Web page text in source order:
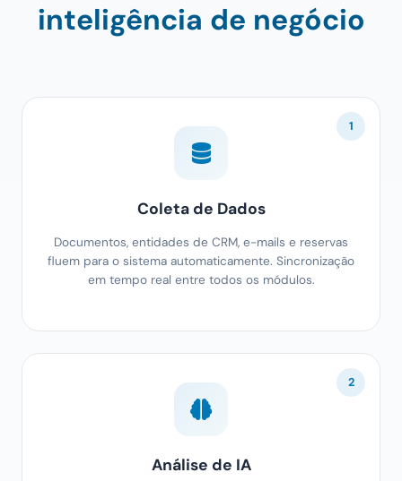
inteligência de negócio
1
Coleta de Dados
Documentos, entidades de CRM, e-mails e reservas
fluem para o sistema automaticamente. Sincronização
em tempo real entre todos os módulos.
2
Análise de IA